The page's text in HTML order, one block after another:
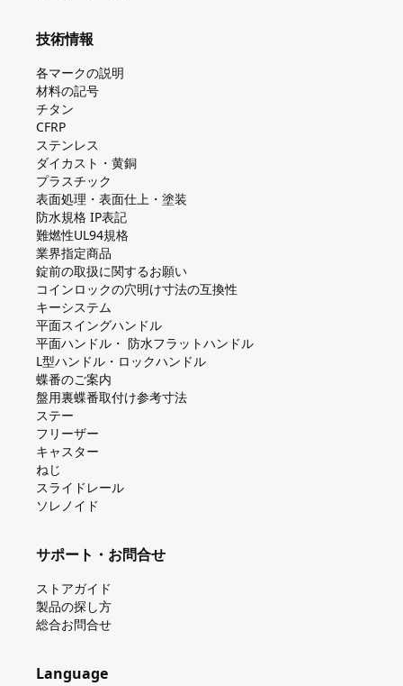
技術情報
各マークの説明
材料の記号
チタン
CFRP
ステンレス
ダイカスト・⻩銅
プラスチック
表面処理・表面仕上・塗装
防⽔規格 IP表記
難燃性UL94規格
業界指定商品
錠前の取扱に関するお願い
コインロックの⽳明け⼨法の互換性
キーシステム
平⾯スイングハンドル
平⾯ハンドル・ 防⽔フラットハンドル
L型ハンドル・ロックハンドル
蝶番のご案内
盤⽤裏蝶番取付け参考⼨法
ステー
フリーザー
キャスター
ねじ
スライドレール
ソレノイド
サポート・お問合せ
ストアガイド
製品の探し⽅
総合お問合せ
Language